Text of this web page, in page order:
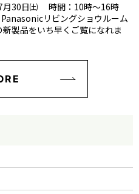
月30日㈯ 時間：10時～16時
リビングショウルーム
製品をいち早くご覧になれま